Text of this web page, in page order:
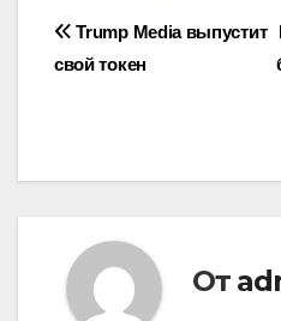
Навигация
Trump Media выпустит
свой токен
От